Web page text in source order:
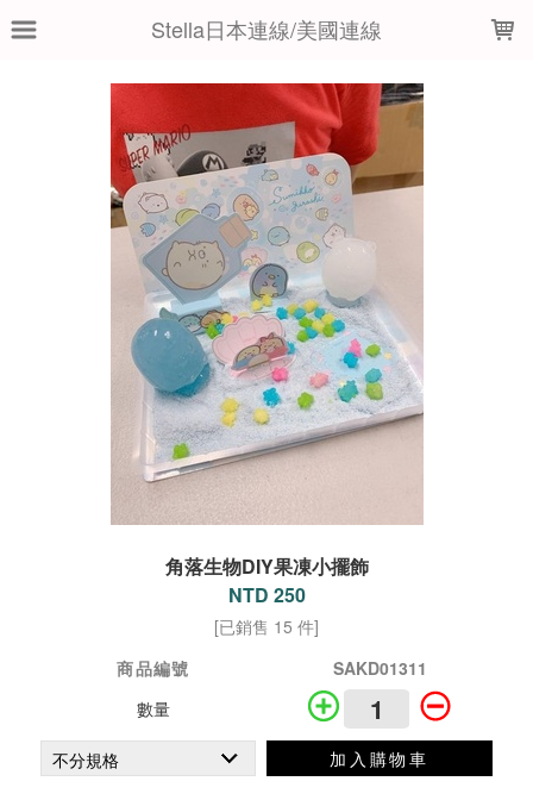
Stella日本連線/美國連線
角落生物DIY果凍小擺飾
NTD 250
[已銷售 15 件]
商品編號
SAKD01311
數量
加入購物車